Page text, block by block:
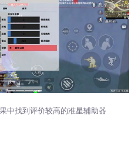
中找到评价较高的准星辅助器